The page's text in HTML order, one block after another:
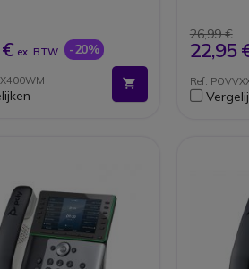
diverse omgevingen
gebruikt
met andere POLY
ex. BTW -20%
26,99 €
22,95
Ref: